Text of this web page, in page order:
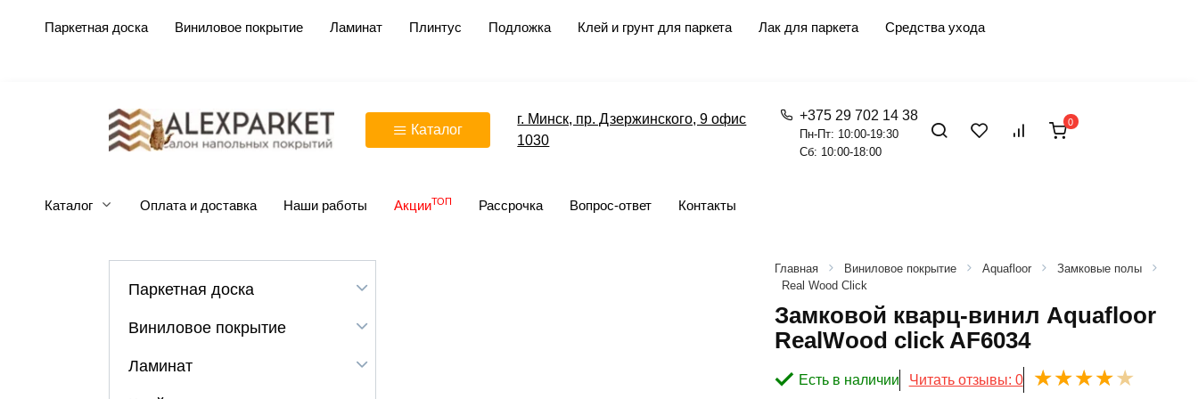
Паркетная доска Виниловое покрытие Ламинат Плинтус Подложка Клей и грунт для паркета Лак для паркета Средства ухода
Каталог
г. Минск, пр. Дзержинского, 9 офис
1030
+375 29 702 14 38
Пн-Пт: 10:00-19:30
Сб: 10:00-18:00
0
Каталог Оплата и доставка Наши работы АкцииТОП Рассрочка Вопрос-ответ Контакты
Главная Виниловое покрытие Aquafloor
Замковые полы
Real Wood Click
Замковой кварц-винил Aquafloor
RealWood click AF6034
Есть в наличии Читать отзывы: 0
Паркетная доска
Виниловое покрытие
Ламинат